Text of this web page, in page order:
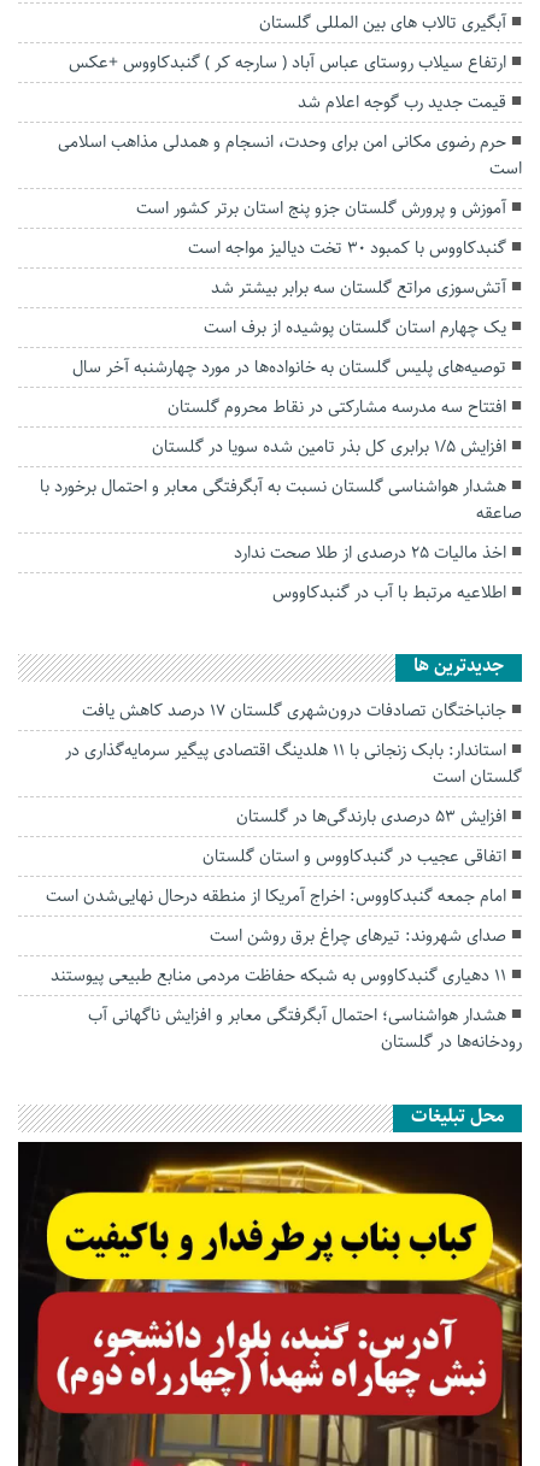
آبگیری تالاب های بین المللی گلستان
ارتفاع سیلاب روستای عباس آباد ( سارجه کر ) گنبدکاووس +عکس
قیمت جدید رب گوجه اعلام شد
حرم رضوی مکانی امن برای وحدت، انسجام و همدلی مذاهب اسلامی
است
آموزش و پرورش گلستان جزو پنج استان برتر کشور است
گنبدکاووس با کمبود ۳۰ تخت دیالیز مواجه است
آتش‌سوزی مراتع گلستان سه برابر بیشتر شد
یک چهارم استان گلستان پوشیده از برف است
توصیه‌های پلیس گلستان به خانواده‌ها در مورد چهارشنبه آخر سال
افتتاح سه مدرسه مشارکتی در نقاط محروم گلستان
افزایش ۱/۵ برابری کل بذر تامین شده سویا در گلستان
هشدار هواشناسی گلستان نسبت به آبگرفتگی معابر و احتمال برخورد با
صاعقه
اخذ مالیات ۲۵ درصدی از طلا صحت ندارد
اطلاعیه مرتبط با آب در گنبدکاووس
جديدترين ها
جانباختگان تصادفات درون‌شهری گلستان ۱۷ درصد کاهش یافت
استاندار: بابک زنجانی با ۱۱ هلدینگ اقتصادی پیگیر سرمایه‌گذاری در
گلستان است
افزایش ۵۳ درصدی بارندگی‌ها در گلستان
اتفاقی عجیب در‌ گنبدکاووس و استان گلستان
امام جمعه گنبدکاووس: اخراج آمریکا از منطقه درحال نهایی‌شدن است
صدای شهروند: تیرهای چراغ برق روشن است
۱۱ دهیاری گنبدکاووس به شبکه حفاظت مردمی منابع طبیعی پیوستند
هشدار هواشناسی؛ احتمال آبگرفتگی معابر و افزایش ناگهانی آب
رودخانه‌ها در گلستان
محل تبلیغات